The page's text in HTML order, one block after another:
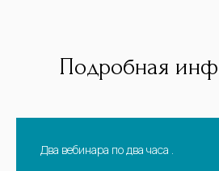
Подробная
Два вебинара по два часа .